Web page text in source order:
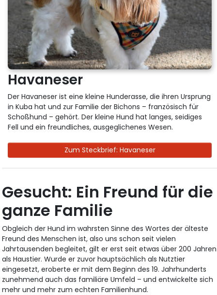
Havaneser
Der Havaneser ist eine kleine Hunderasse, die ihren Ursprung
in Kuba hat und zur Familie der Bichons – französisch für
Schoßhund – gehört. Der kleine Hund hat langes, seidiges
Fell und ein freundliches, ausgeglichenes Wesen.
Zum Steckbrief: Havaneser
Gesucht: Ein Freund für die
ganze Familie
Obgleich der Hund im wahrsten Sinne des Wortes der älteste
Freund des Menschen ist, also uns schon seit vielen
Jahrtausenden begleitet, gilt er erst seit etwas über 200 Jahren
als Haustier. Wurde er zuvor hauptsächlich als Nutztier
eingesetzt, eroberte er mit dem Beginn des 19. Jahrhunderts
zunehmend auch das familiäre Umfeld – und entwickelte sich
mehr und mehr zum echten Familienhund.